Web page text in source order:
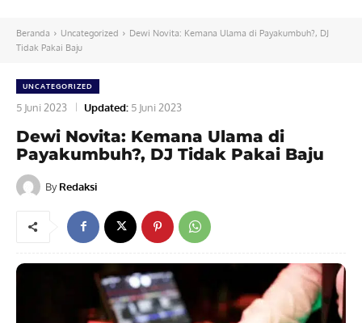
Beranda Uncategorized
Dewi Novita: Kemana Ulama di Payakumbuh?, DJ
Tidak Pakai Baju
UNCATEGORIZED
5 Juni 2023 Updated: 5 Juni 2023
Dewi Novita: Kemana Ulama di
Payakumbuh?, DJ Tidak Pakai Baju
By Redaksi